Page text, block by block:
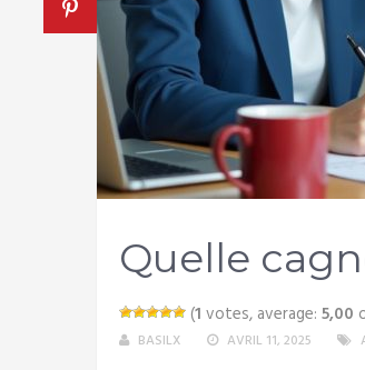
Quelle
(1 votes, average: 5,00
BASILX AVRIL 11, 2025